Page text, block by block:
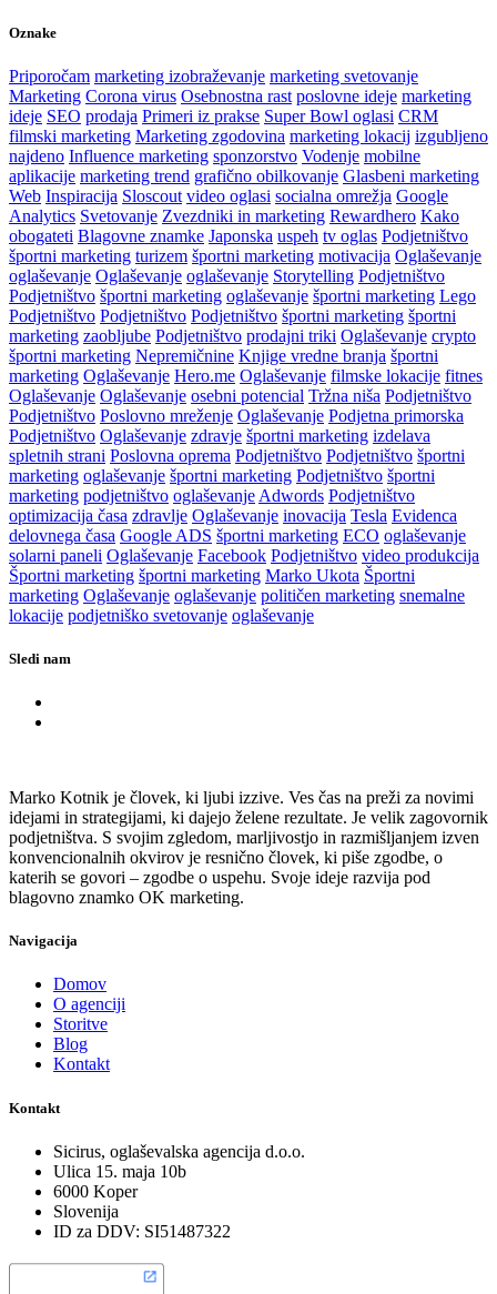
Oznake
Priporočam marketing izobraževanje marketing svetovanje
Marketing Corona virus Osebnostna rast poslovne ideje marketing
ideje SEO prodaja Primeri iz prakse Super Bowl oglasi CRM
filmski marketing Marketing zgodovina marketing lokacij izgubljeno
najdeno Influence marketing sponzorstvo Vodenje mobilne
aplikacije marketing trend grafično obilkovanje Glasbeni marketing
Web Inspiracija Sloscout video oglasi socialna omrežja Google
Analytics Svetovanje Zvezdniki in marketing Rewardhero Kako
obogateti Blagovne znamke Japonska uspeh tv oglas Podjetništvo
športni marketing turizem športni marketing motivacija Oglaševanje
oglaševanje Oglaševanje oglaševanje Storytelling Podjetništvo
Podjetništvo športni marketing oglaševanje športni marketing Lego
Podjetništvo Podjetništvo Podjetništvo športni marketing športni
marketing zaobljube Podjetništvo prodajni triki Oglaševanje crypto
športni marketing Nepremičnine Knjige vredne branja športni
marketing Oglaševanje Hero.me Oglaševanje filmske lokacije fitnes
Oglaševanje Oglaševanje osebni potencial Tržna niša Podjetništvo
Podjetništvo Poslovno mreženje Oglaševanje Podjetna primorska
Podjetništvo Oglaševanje zdravje športni marketing izdelava
spletnih strani Poslovna oprema Podjetništvo Podjetništvo športni
marketing oglaševanje športni marketing Podjetništvo športni
marketing podjetništvo oglaševanje Adwords Podjetništvo
optimizacija časa zdravlje Oglaševanje inovacija Tesla Evidenca
delovnega časa Google ADS športni marketing ECO oglaševanje
solarni paneli Oglaševanje Facebook Podjetništvo video produkcija
Športni marketing športni marketing Marko Ukota Športni
marketing Oglaševanje oglaševanje političen marketing snemalne
lokacije podjetniško svetovanje oglaševanje
Sledi nam
Marko Kotnik je človek, ki ljubi izzive. Ves čas na preži za novimi
idejami in strategijami, ki dajejo želene rezultate. Je velik zagovornik
podjetništva. S svojim zgledom, marljivostjo in razmišljanjem izven
konvencionalnih okvirov je resnično človek, ki piše zgodbe, o
katerih se govori – zgodbe o uspehu. Svoje ideje razvija pod
blagovno znamko OK marketing.
Navigacija
Domov
O agenciji
Storitve
Blog
Kontakt
Kontakt
Sicirus, oglaševalska agencija d.o.o.
Ulica 15. maja 10b
6000 Koper
Slovenija
ID za DDV: SI51487322